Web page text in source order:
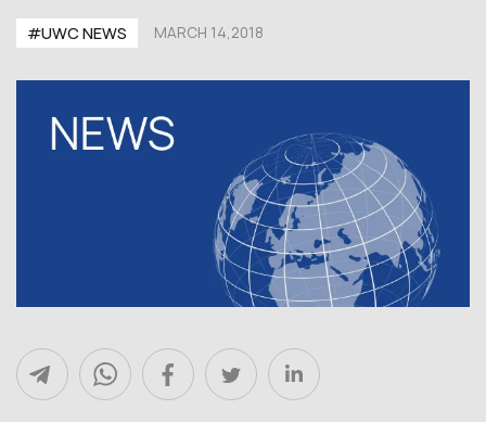
#UWC NEWS MARCH 14,2018